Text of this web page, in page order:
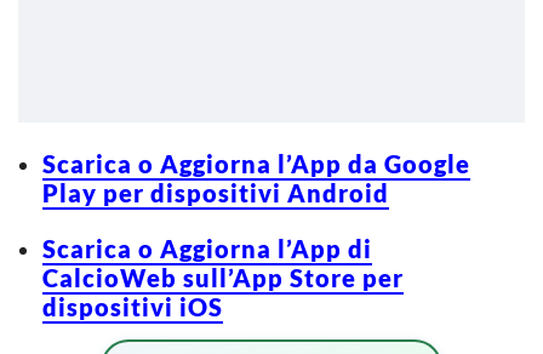
Scarica o Aggiorna l’App da Google
Play per dispositivi Android
Scarica o Aggiorna l’App di
CalcioWeb sull’App Store per
dispositivi iOS